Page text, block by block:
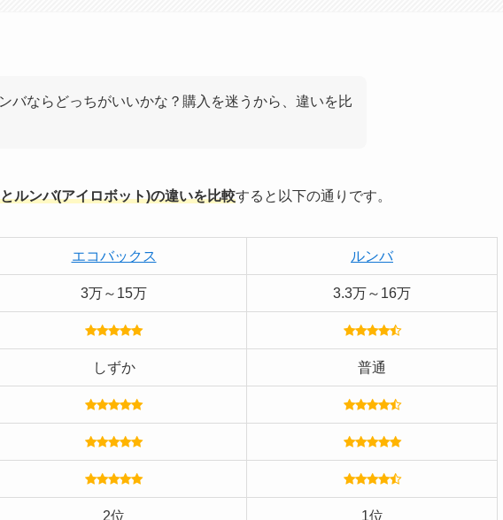
バならどっちがいいかな？購入を迷うから、違いを比
ルンバ(アイロボット)の違いを比較すると以下の通りです。
エコバックス ルンバ
3万～15万 3.3万～16万
しずか 普通
2位 1位